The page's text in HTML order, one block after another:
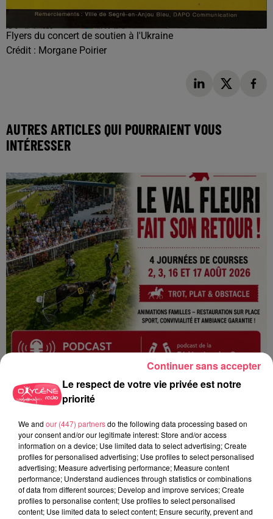
Flyers du concert de soutien à l'Ukraine
Crédit : Morgane Poirier
AUTRES ARTICLES QUI POURRAIENT VOUS
INTÉRESSER
1er août 2026
PODCAST : L’HIPPODROME DE ROCHEFORT-SUR-LOIRE PRÊT À
RETROUVER SON...
Le respect de votre vie privée est notre
priorité
We and our (447) partnersdo the following data processing based on
your consent and/or our legitimate interest: Store and/or access
information on a device; Use limited data to select advertising; Create
profiles for personalised advertising; Use profiles to select personalised
advertising; Measure advertising performance; Measure content
performance; Understand audiences through statistics or combinations
of data from different sources; Develop and improve services; Create
profiles to personalise content; Use profiles to select personalised
content; Use limited data to select content; Ensure security, prevent and
Continuer sans accepter